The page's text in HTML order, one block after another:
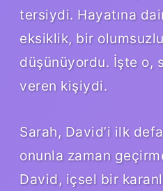
tersiydi. Hayatına
eksiklik, bir
düşünüyordu. İşte o,
veren kişiydi.
Sarah, David’i ilk defa
onunla zaman
David, içsel bir